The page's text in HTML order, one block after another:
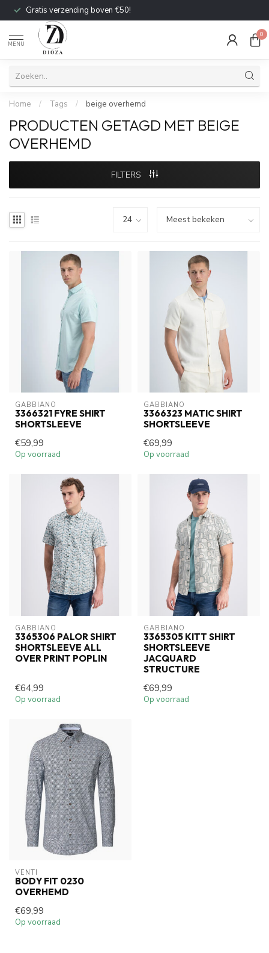
Gratis verzending boven €50!
MENU
0
Home / Tags / beige overhemd
PRODUCTEN GETAGD MET BEIGE
OVERHEMD
FILTERS
GABBIANO
3366321 FYRE SHIRT
SHORTSLEEVE
€59,99
Op voorraad
GABBIANO
3366323 MATIC SHIRT
SHORTSLEEVE
€69,99
Op voorraad
GABBIANO
3365306 PALOR SHIRT
SHORTSLEEVE ALL
OVER PRINT POPLIN
€64,99
Op voorraad
GABBIANO
3365305 KITT SHIRT
SHORTSLEEVE
JACQUARD
STRUCTURE
€69,99
Op voorraad
VENTI
BODY FIT 0230
OVERHEMD
€69,99
Op voorraad